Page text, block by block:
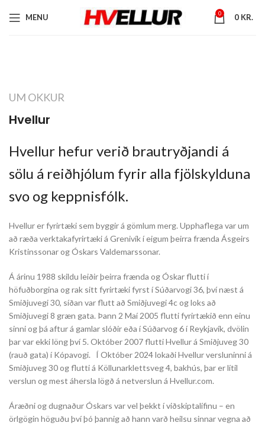
MENU 0 0 KR.
UM OKKUR
Hvellur
Hvellur hefur verið brautryðjandi á
sölu á reiðhjólum fyrir alla fjölskylduna
svo og keppnisfólk.
Hvellur er fyrirtæki sem byggir á gömlum merg. Upphaflega var um
að ræða verktakafyrirtæki á Grenivík í eigum þeirra frænda Ásgeirs
Kristinssonar og Óskars Valdemarssonar.
Á árinu 1988 skildu leiðir þeirra frænda og Óskar flutti í
höfuðborgina og rak sitt fyrirtæki fyrst í Súðarvogi 36, því næst á
Smiðjuvegi 30, síðan var flutt að Smiðjuvegi 4c og loks að
Smiðjuvegi 8 græn gata. Þann 2 Maí 2005 flutti fyrirtækið enn einu
sinni og þá aftur á gamlar slóðir eða í Súðarvog 6 í Reykjavík, dvölin
þar var ekki löng því 5. Október 2007 flutti Hvellur á Smiðjuveg 30
(rauð gata) í Kópavogi. Í Október 2024 lokaði Hvellur versluninni á
Smiðjuveg 30 og flutti á Köllunarklettsveg 4, bakhús, þar er lítil
verslun og mest áhersla lögð á netverslun á Hvellur.com.
Áræðni og dugnaður Óskars var vel þekkt í viðskiptalífinu – en
örlgögin höguðu því þó þannig að hann varð heilsu sinnar vegna að